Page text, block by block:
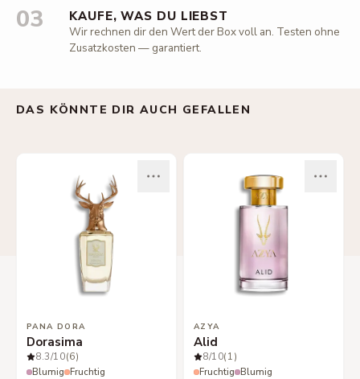
03 KAUFE, WAS DU LIEBST
Wir rechnen dir den Wert der Box voll an. Testen ohne
Zusatzkosten — garantiert.
DAS KÖNNTE DIR AUCH GEFALLEN
PANA DORA
Dorasima
8.3/10(6)
Blumig Fruchtig
AZYA
Alid
8/10(1)
Fruchtig Blumig